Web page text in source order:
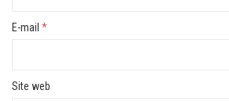
E-mail *
Site web